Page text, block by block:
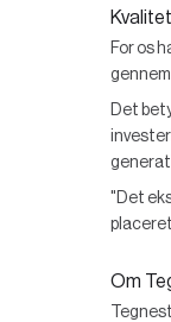
For os
Det
"Det
Om